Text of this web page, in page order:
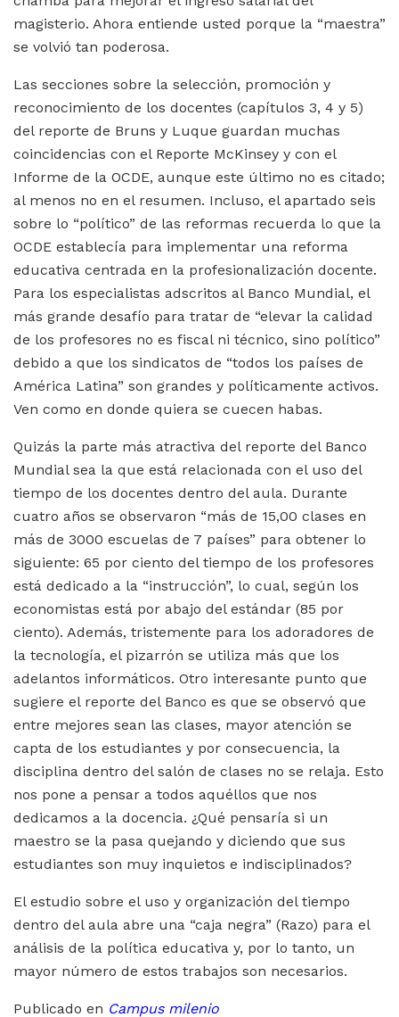
magisterio. Ahora entiende usted porque la “maestra”
se volvió tan poderosa.
Las secciones sobre la selección, promoción y
reconocimiento de los docentes (capítulos 3, 4 y 5)
del reporte de Bruns y Luque guardan muchas
coincidencias con el Reporte McKinsey y con el
Informe de la OCDE, aunque este último no es citado;
al menos no en el resumen. Incluso, el apartado seis
sobre lo “político” de las reformas recuerda lo que la
OCDE establecía para implementar una reforma
educativa centrada en la profesionalización docente.
Para los especialistas adscritos al Banco Mundial, el
más grande desafío para tratar de “elevar la calidad
de los profesores no es fiscal ni técnico, sino político”
debido a que los sindicatos de “todos los países de
América Latina” son grandes y políticamente activos.
Ven como en donde quiera se cuecen habas.
Quizás la parte más atractiva del reporte del Banco
Mundial sea la que está relacionada con el uso del
tiempo de los docentes dentro del aula. Durante
cuatro años se observaron “más de 15,00 clases en
más de 3000 escuelas de 7 países” para obtener lo
siguiente: 65 por ciento del tiempo de los profesores
está dedicado a la “instrucción”, lo cual, según los
economistas está por abajo del estándar (85 por
ciento). Además, tristemente para los adoradores de
la tecnología, el pizarrón se utiliza más que los
adelantos informáticos. Otro interesante punto que
sugiere el reporte del Banco es que se observó que
entre mejores sean las clases, mayor atención se
capta de los estudiantes y por consecuencia, la
disciplina dentro del salón de clases no se relaja. Esto
nos pone a pensar a todos aquéllos que nos
dedicamos a la docencia. ¿Qué pensaría si un
maestro se la pasa quejando y diciendo que sus
estudiantes son muy inquietos e indisciplinados?
El estudio sobre el uso y organización del tiempo
dentro del aula abre una “caja negra” (Razo) para el
análisis de la política educativa y, por lo tanto, un
mayor número de estos trabajos son necesarios.
Publicado en Campus milenio